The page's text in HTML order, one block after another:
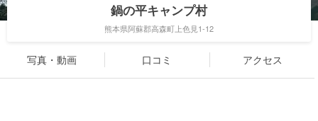
鍋の平キャンプ村
熊本県阿蘇郡高森町上色見1-12
写真・動画 口コミ アクセス